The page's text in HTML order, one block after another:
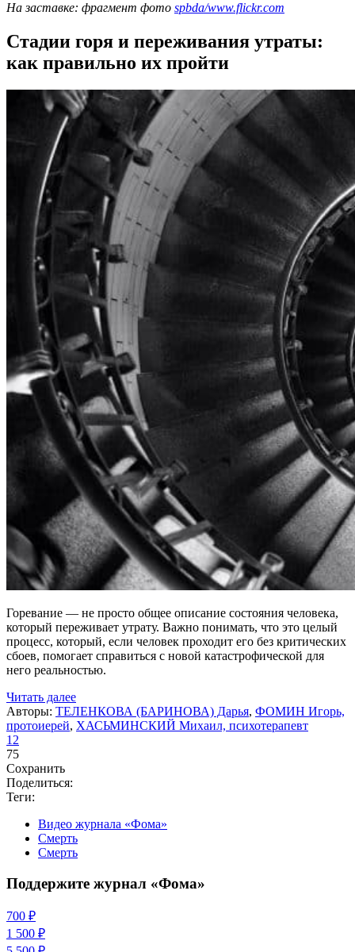
На заставке: фрагмент фото spbda/www.flickr.com
Стадии горя и переживания утраты:
как правильно их пройти
Горевание — не просто общее описание состояния человека,
который переживает утрату. Важно понимать, что это целый
процесс, который, если человек проходит его без критических
сбоев, помогает справиться с новой катастрофической для
него реальностью.
Читать далее
Авторы: ТЕЛЕНКОВА (БАРИНОВА) Дарья, ФОМИН Игорь,
протоиерей, ХАСЬМИНСКИЙ Михаил, психотерапевт
12
75
Сохранить
Поделиться:
Теги:
Видео журнала «Фома»
Смерть
Смерть
Поддержите журнал «Фома»
700 ₽
1 500 ₽